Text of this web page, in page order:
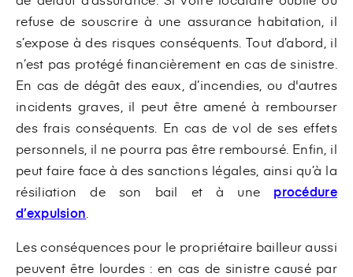
refuse de souscrire à une assurance habitation, il
s’expose à des risques conséquents. Tout d’abord, il
n’est pas protégé financièrement en cas de sinistre.
En cas de dégât des eaux, d’incendies, ou d'autres
incidents graves, il peut être amené à rembourser
des frais conséquents. En cas de vol de ses effets
personnels, il ne pourra pas être remboursé. Enfin, il
peut faire face à des sanctions légales, ainsi qu’à la
résiliation de son bail et à une procédure
d’expulsion
Les conséquences pour le propriétaire bailleur aussi
peuvent être lourdes : en cas de sinistre causé par